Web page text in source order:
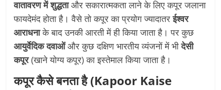
वातावरण में शुद्धताऔर सकारात्मकता लाने के लिए कपूर जलाना
फायदेमंद होता है। वैसे तो कपूर का प्रयोग ज्यादातरईश्वर
आराधनाके बाद उनकी आरती में ही किया जाता है। पर कुछ
आयुर्वेदिक दवाओंऔर कुछ दक्षिण भारतीय व्यंजनों में भीदेसी
कपूर(खाने योग्य कपूर) का इस्तेमाल किया जाता है।
कपूर कैसे बनता है (Kapoor Kaise